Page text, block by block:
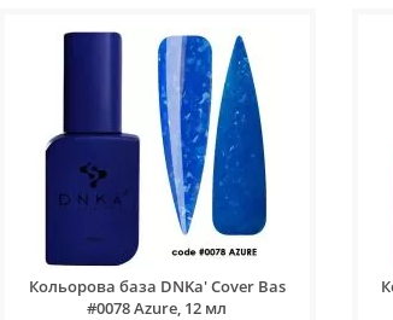
Кольорова база DNKa' Cover Bas
#0078 Azure, 12 мл